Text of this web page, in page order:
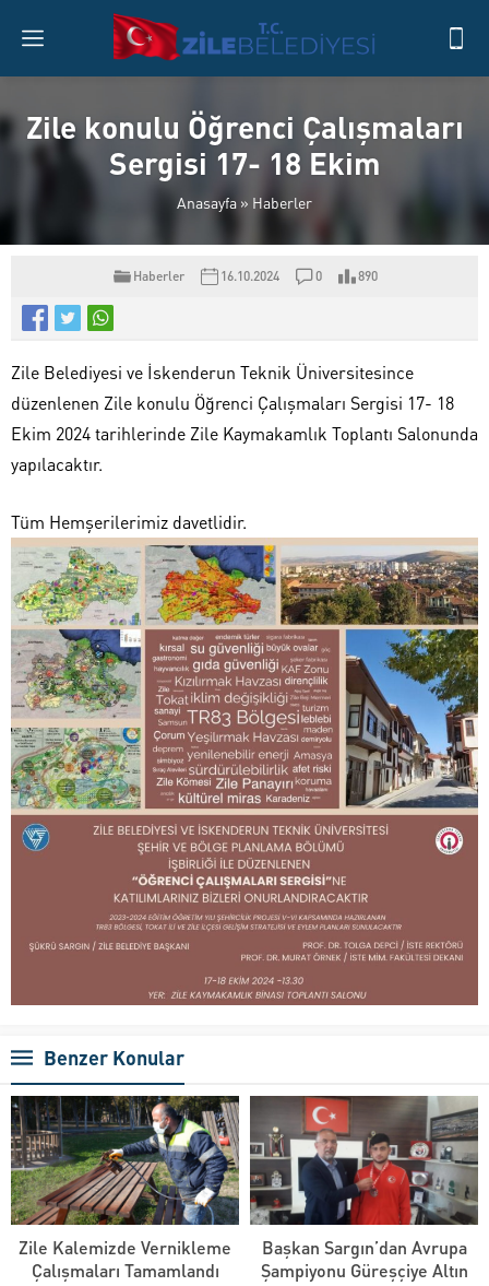
Zile konulu Öğrenci Çalışmaları
Sergisi 17- 18 Ekim
Anasayfa » Haberler
Haberler 16.10.2024 0 890
Zile Belediyesi ve İskenderun Teknik Üniversitesince
düzenlenen Zile konulu Öğrenci Çalışmaları Sergisi 17- 18
Ekim 2024 tarihlerinde Zile Kaymakamlık Toplantı Salonunda
yapılacaktır.
Tüm Hemşerilerimiz davetlidir.
Benzer Konular
Zile Kalemizde Vernikleme
Çalışmaları Tamamlandı
Başkan Sargın’dan Avrupa
Şampiyonu Güreşçiye Altın